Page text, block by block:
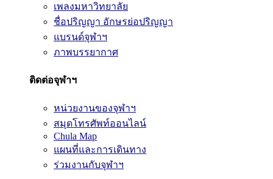
เพลงมหาวิทยาลัย
ชื่อปริญญา อักษรย่อปริญญา
แบรนด์จุฬาฯ
ภาพบรรยากาศ
ติดต่อจุฬาฯ
หน่วยงานของจุฬาฯ
สมุดโทรศัพท์ออนไลน์
Chula Map
แผนที่และการเดินทาง
ร่วมงานกับจุฬาฯ